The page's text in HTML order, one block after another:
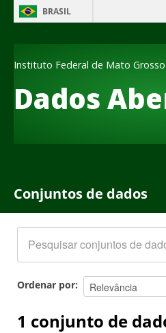
BRASIL
Dados
Instituto Federal de Mato
Conjuntos de dados
Organizações
Sobre
Conjuntos de dados
Ordenar por
1 conjunto de